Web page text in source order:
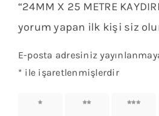
“24MM X 25 METRE
yorum yapan ilk kişi siz
E-posta adresiniz
* ile işaretlenmişlerdir
2/5
3/5